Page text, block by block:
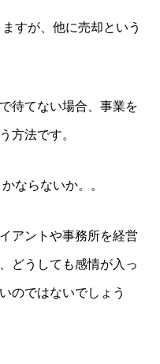
すが、他に売却という
待てない場合、事業を
方法です。
ならないか。。
アントや事務所を経営
どうしても感情が入っ
のではないでしょう